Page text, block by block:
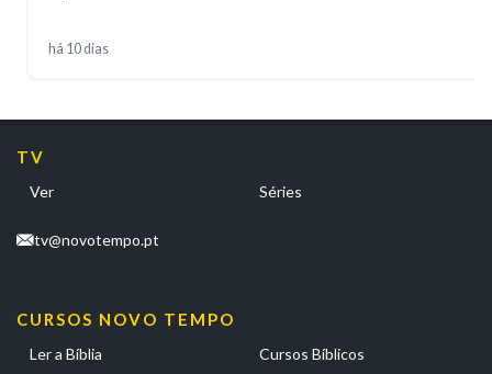
há 10 dias
TV
Ver Séries
tv@novotempo.pt
CURSOS NOVO TEMPO
Ler a Bíblia Cursos Bíblicos